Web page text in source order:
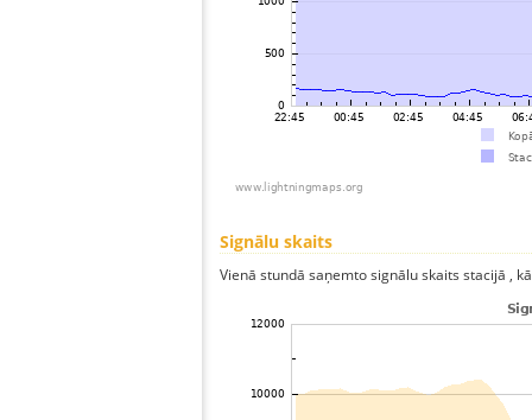
Signālu skaits
Vienā stundā saņemto signālu skaits stacijā ,